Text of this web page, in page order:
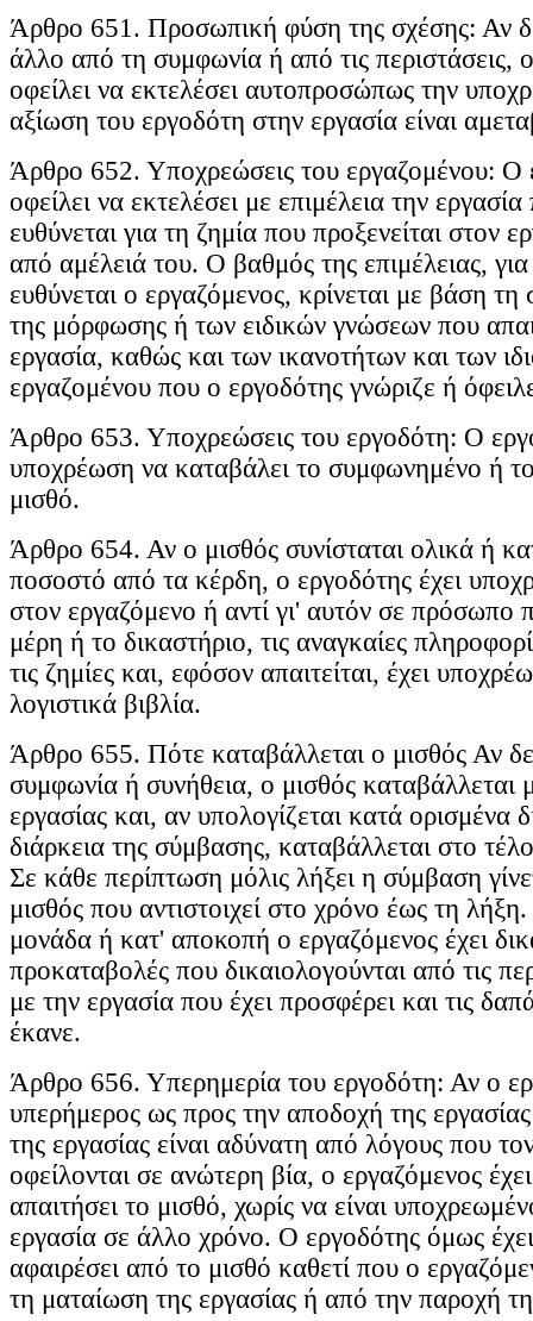
Άρθρο 651. Προσωπική φύση της σχέσης: Αν
άλλο από τη συμφωνία ή από τις περιστάσεις,
οφείλει να εκτελέσει αυτοπροσώπως την
αξίωση του εργοδότη στην εργασία είναι
Άρθρο 652. Υποχρεώσεις του εργαζομένου: Ο
οφείλει να εκτελέσει με επιμέλεια την
ευθύνεται για τη ζημία που προξενείται στον
από αμέλειά του. Ο βαθμός της επιμέλειας,
ευθύνεται ο εργαζόμενος, κρίνεται με βάση
της μόρφωσης ή των ειδικών γνώσεων που
εργασία, καθώς και των ικανοτήτων και των
εργαζομένου που ο εργοδότης γνώριζε ή
Άρθρο 653. Υποχρεώσεις του εργοδότη: Ο
υποχρέωση να καταβάλει το συμφωνημένο ή
μισθό.
Άρθρο 654. Αν ο μισθός συνίσταται ολικά ή
ποσοστό από τα κέρδη, ο εργοδότης έχει
στον εργαζόμενο ή αντί γι' αυτόν σε πρόσωπο
μέρη ή το δικαστήριο, τις αναγκαίες
τις ζημίες και, εφόσον απαιτείται, έχει
λογιστικά βιβλία.
Άρθρο 655. Πότε καταβάλλεται ο μισθός Αν
συμφωνία ή συνήθεια, ο μισθός καταβάλλεται
εργασίας και, αν υπολογίζεται κατά ορισμένα
διάρκεια της σύμβασης, καταβάλλεται στο
Σε κάθε περίπτωση μόλις λήξει η σύμβαση
μισθός που αντιστοιχεί στο χρόνο έως τη
μονάδα ή κατ' αποκοπή ο εργαζόμενος έχει
προκαταβολές που δικαιολογούνται από τις
με την εργασία που έχει προσφέρει και τις
έκανε.
Άρθρο 656. Υπερημερία του εργοδότη: Αν ο
υπερήμερος ως προς την αποδοχή της
της εργασίας είναι αδύνατη από λόγους που
οφείλονται σε ανώτερη βία, ο εργαζόμενος
απαιτήσει το μισθό, χωρίς να είναι
εργασία σε άλλο χρόνο. Ο εργοδότης όμως
αφαιρέσει από το μισθό καθετί που ο
τη ματαίωση της εργασίας ή από την παροχή